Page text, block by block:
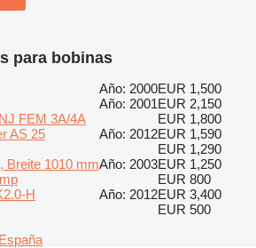
para bobinas
Año: 2000EUR 1,500
Año: 2001EUR 2,150
FEM 3A/4A
EUR 1,800
AS 25
Año: 2012EUR 1,590
EUR 1,290
Breite 1010 mmAño: 2003EUR 1,250
EUR 800
H
Año: 2012EUR 3,400
EUR 500